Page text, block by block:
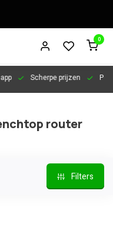
0
Scherpe prijzen
router
Filters